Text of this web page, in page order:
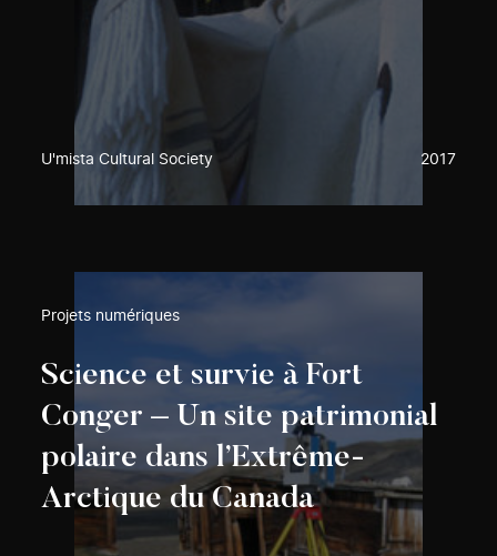
U'mista Cultural Society 2017
Projets numériques
Science et survie à Fort
Conger – Un site patrimonial
polaire dans l’Extrême-
Arctique du Canada